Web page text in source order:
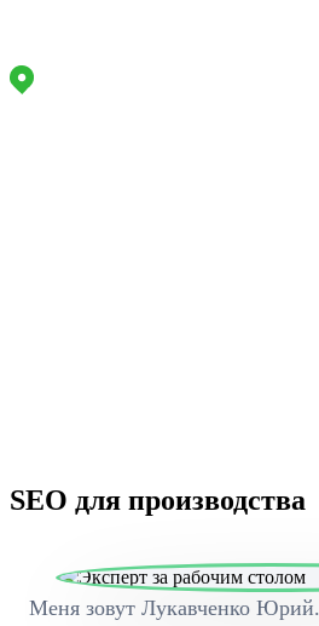
SEO для производства
Меня зовут Лукавченко Юрий.